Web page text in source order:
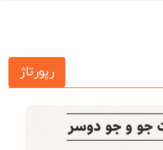
رپورتاژ